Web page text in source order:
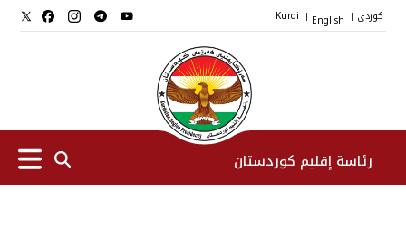
کوردی |
English
|
Kurdi
رئاسة إقليم كوردستان